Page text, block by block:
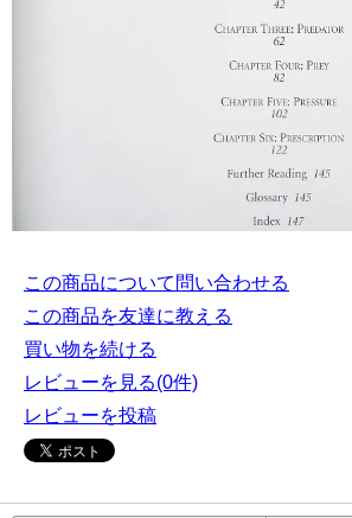
この商品について問い合わせる
この商品を友達に教える
買い物を続ける
レビューを見る(0件)
レビューを投稿